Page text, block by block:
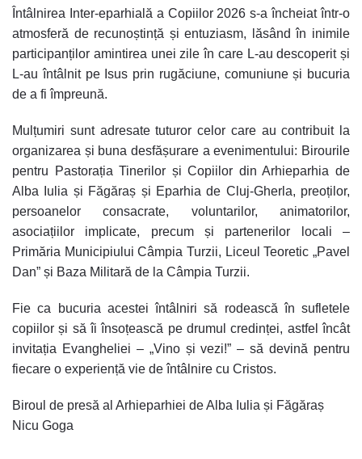
Întâlnirea Inter-eparhială a Copiilor 2026 s-a încheiat într-o
atmosferă de recunoștință și entuziasm, lăsând în inimile
participanților amintirea unei zile în care L-au descoperit și
L-au întâlnit pe Isus prin rugăciune, comuniune și bucuria
de a fi împreună.
Mulțumiri sunt adresate tuturor celor care au contribuit la
organizarea și buna desfășurare a evenimentului: Birourile
pentru Pastorația Tinerilor și Copiilor din Arhieparhia de
Alba Iulia și Făgăraș și Eparhia de Cluj-Gherla, preoților,
persoanelor consacrate, voluntarilor, animatorilor,
asociațiilor implicate, precum și partenerilor locali –
Primăria Municipiului Câmpia Turzii, Liceul Teoretic „Pavel
Dan” și Baza Militară de la Câmpia Turzii.
Fie ca bucuria acestei întâlniri să rodească în sufletele
copiilor și să îi însoțească pe drumul credinței, astfel încât
invitația Evangheliei – „Vino și vezi!” – să devină pentru
fiecare o experiență vie de întâlnire cu Cristos.
Biroul de presă al Arhieparhiei de Alba Iulia și Făgăraș
Nicu Goga